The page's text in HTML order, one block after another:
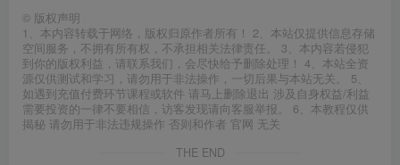
© 版权声明
1、本内容转载于网络，版权归原作者所有！ 2、本站仅提供信息存储
空间服务，不拥有所有权，不承担相关法律责任。 3、本内容若侵犯
到你的版权利益，请联系我们，会尽快给予删除处理！ 4、本站全资
源仅供测试和学习，请勿用于非法操作，一切后果与本站无关。 5、
如遇到充值付费环节课程或软件 请马上删除退出 涉及自身权益/利益
需要投资的一律不要相信，访客发现请向客服举报。 6、本教程仅供
揭秘 请勿用于非法违规操作 否则和作者 官网 无关
THE END